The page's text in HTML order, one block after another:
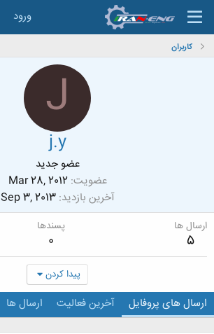
ورود
کاربران
J
j.y
عضو جدید
عضویت Mar 28, 2012
آخرین بازدید Sep 3, 2013
ارسال ها
5
پسندها
0
پیدا کردن
ارسال های پروفایل آخرین فعالیت ارسال ها